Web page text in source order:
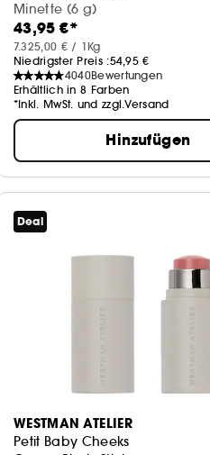
Minette (6 g)
43,95 €*
7.325,00 € / 1Kg
Niedrigster Preis :54,95 €
4040Bewertungen
Erhältlich in 8 Farben
*Inkl. MwSt. und zzgl.Versand
Hinzufügen
Deal
WESTMAN ATELIER
Petit Baby Cheeks